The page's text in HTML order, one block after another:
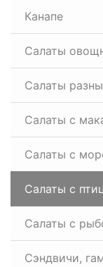
Канапе
Салаты
Салаты
Салаты с
Салаты с
Салаты с
Салаты с
Сэндвичи,